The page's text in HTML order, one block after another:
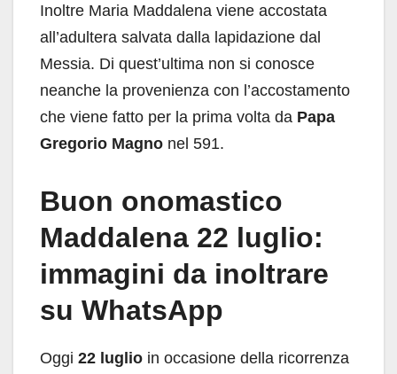
Inoltre Maria Maddalena viene accostata
all’adultera salvata dalla lapidazione dal
Messia. Di quest’ultima non si conosce
neanche la provenienza con l’accostamento
che viene fatto per la prima volta da Papa
Gregorio Magno nel 591.
Buon onomastico
Maddalena 22 luglio:
immagini da inoltrare
su WhatsApp
Oggi 22 luglio in occasione della ricorrenza